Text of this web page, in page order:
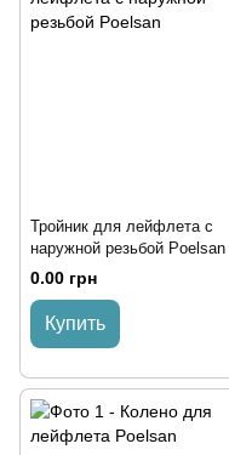
Тройник для лейфлета с
наружной резьбой Poelsan
0.00 грн
Купить